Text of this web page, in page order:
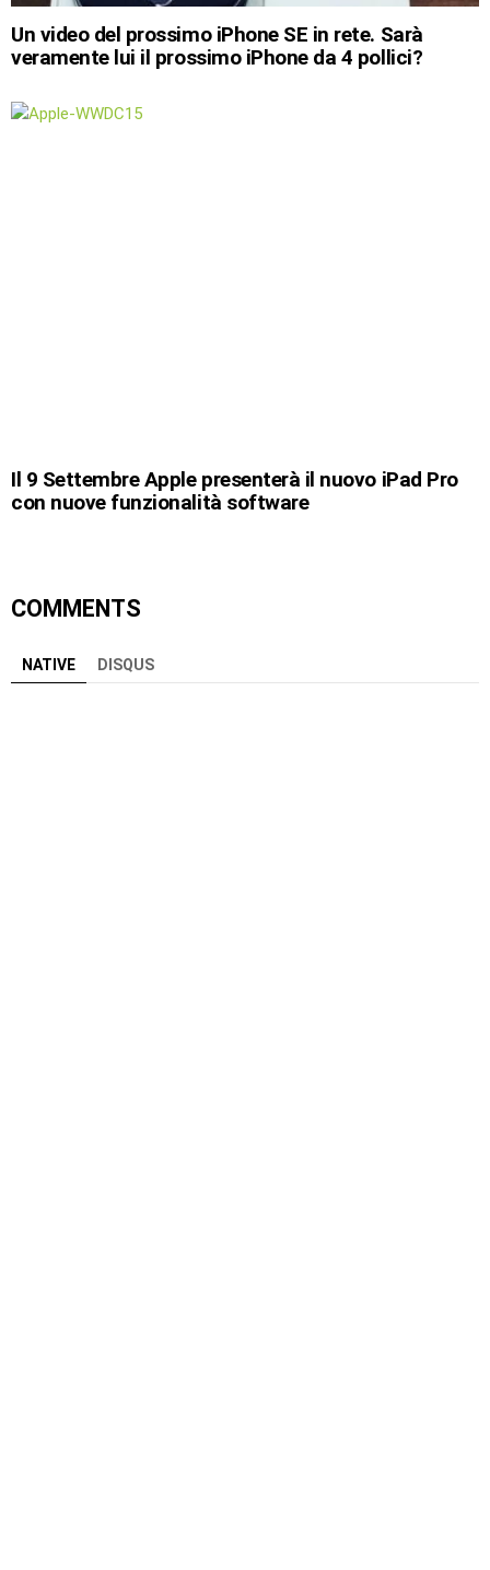
Un video del prossimo iPhone SE in rete. Sarà
veramente lui il prossimo iPhone da 4 pollici?
Il 9 Settembre Apple presenterà il nuovo iPad Pro
con nuove funzionalità software
COMMENTS
NATIVE DISQUS